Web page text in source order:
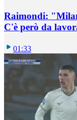
Raimondi:
C'è però da
01:33